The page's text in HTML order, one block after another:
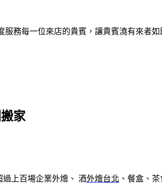
務每一位來店的貴賓，讓貴賓澆有來者如
家
過上百場企業外燴、 酒外燴台北 、餐盒、